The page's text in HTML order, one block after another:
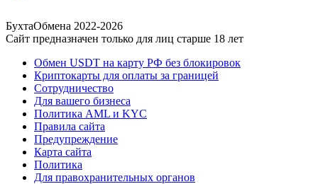
БухтаОбмена 2022-2026
Сайт предназначен только для лиц старше 18 лет
Обмен USDT на карту РФ без блокировок
Криптокарты для оплаты за границей
Сотрудничество
Для вашего бизнеса
Политика AML и KYC
Правила сайта
Предупреждение
Карта сайта
Политика
Для правохранительных органов